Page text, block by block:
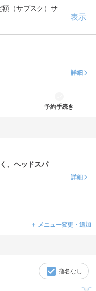
額（サブスク）サ
表示
詳細
予約手続き
、ヘッドスパ
詳細
＋ メニュー変更・追加
指名なし